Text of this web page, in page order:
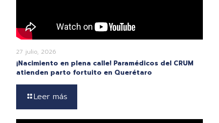
27 julio, 2026
¡Nacimiento en plena calle! Paramédicos del CRUM
atienden parto fortuito en Querétaro
Leer más